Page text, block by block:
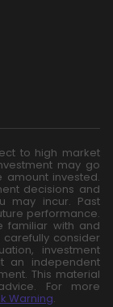
to high market
may go
invested.
decisions and
may incur. Past
performance.
familiar with and
consider
investment
an independent
This material
For more
Warning.